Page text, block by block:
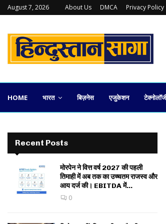
August 7, 2026 About Us DMCA Privacy Policy
कलकत्ता स्टॉक एक्सचेंज की
HOME भारत बिज़नेस एजुकेशन
Recent Posts
मोरपेन ने वित्त वर्ष 2027 की पहली
तिमाही में अब तक का उच्चतम राजस्व और
आय दर्ज की। EBITDA में...
0